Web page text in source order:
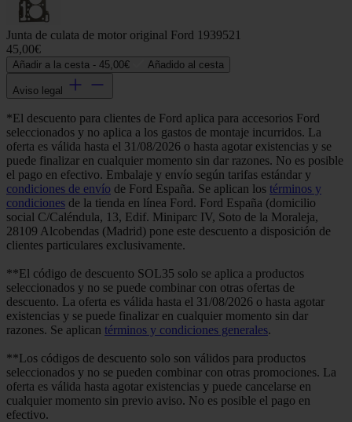
Junta de culata de motor original Ford 1939521
45,00€
Añadir a la cesta - 45,00€ Añadido al cesta
Aviso legal
*El descuento para clientes de Ford aplica para accesorios Ford
seleccionados y no aplica a los gastos de montaje incurridos. La
oferta es válida hasta el 31/08/2026 o hasta agotar existencias y se
puede finalizar en cualquier momento sin dar razones. No es posible
el pago en efectivo. Embalaje y envío según tarifas estándar y
condiciones de envío de Ford España. Se aplican los términos y
condiciones de la tienda en línea Ford. Ford España (domicilio
social C/Caléndula, 13, Edif. Miniparc IV, Soto de la Moraleja,
28109 Alcobendas (Madrid) pone este descuento a disposición de
clientes particulares exclusivamente.
**El código de descuento SOL35 solo se aplica a productos
seleccionados y no se puede combinar con otras ofertas de
descuento. La oferta es válida hasta el 31/08/2026 o hasta agotar
existencias y se puede finalizar en cualquier momento sin dar
razones. Se aplican términos y condiciones generales.
**Los códigos de descuento solo son válidos para productos
seleccionados y no se pueden combinar con otras promociones. La
oferta es válida hasta agotar existencias y puede cancelarse en
cualquier momento sin previo aviso. No es posible el pago en
efectivo.